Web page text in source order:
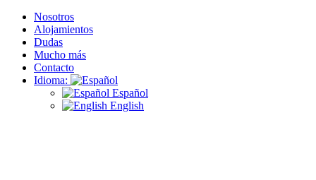
Nosotros
Alojamientos
Dudas
Mucho más
Contacto
Idioma:
Español
English